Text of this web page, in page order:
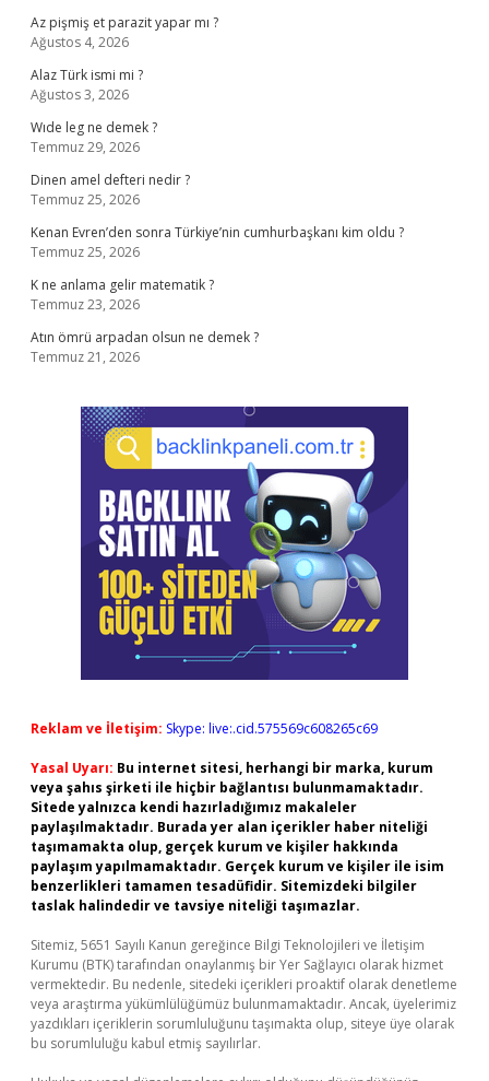
Az pişmiş et parazit yapar mı ?
Ağustos 4, 2026
Alaz Türk ismi mi ?
Ağustos 3, 2026
Wıde leg ne demek ?
Temmuz 29, 2026
Dinen amel defteri nedir ?
Temmuz 25, 2026
Kenan Evren’den sonra Türkiye’nin cumhurbaşkanı kim oldu ?
Temmuz 25, 2026
K ne anlama gelir matematik ?
Temmuz 23, 2026
Atın ömrü arpadan olsun ne demek ?
Temmuz 21, 2026
Reklam ve İletişim: Skype: live:.cid.575569c608265c69
Yasal Uyarı: Bu internet sitesi, herhangi bir marka, kurum
veya şahıs şirketi ile hiçbir bağlantısı bulunmamaktadır.
Sitede yalnızca kendi hazırladığımız makaleler
paylaşılmaktadır. Burada yer alan içerikler haber niteliği
taşımamakta olup, gerçek kurum ve kişiler hakkında
paylaşım yapılmamaktadır. Gerçek kurum ve kişiler ile isim
benzerlikleri tamamen tesadüfidir. Sitemizdeki bilgiler
taslak halindedir ve tavsiye niteliği taşımazlar.
Sitemiz, 5651 Sayılı Kanun gereğince Bilgi Teknolojileri ve İletişim
Kurumu (BTK) tarafından onaylanmış bir Yer Sağlayıcı olarak hizmet
vermektedir. Bu nedenle, sitedeki içerikleri proaktif olarak denetleme
veya araştırma yükümlülüğümüz bulunmamaktadır. Ancak, üyelerimiz
yazdıkları içeriklerin sorumluluğunu taşımakta olup, siteye üye olarak
bu sorumluluğu kabul etmiş sayılırlar.